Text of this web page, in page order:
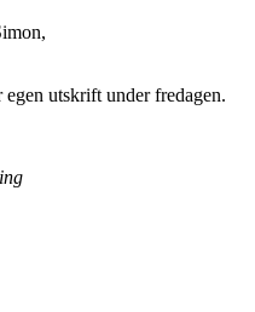
utskrift under fredagen.